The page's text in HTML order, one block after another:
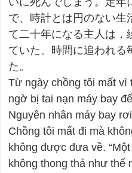
で、時計とは円のない生
て二十年になる主人は，
ていた。時間に追われる
た。
Từ ngày chồng tôi mất
ngờ bị tai nạn máy bay
Nguyên nhân máy bay
Chồng tôi mất đi mà
không được đưa về.
không thong thả như thế